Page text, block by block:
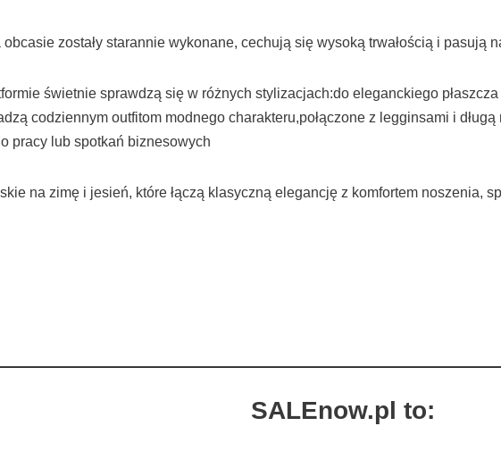
zostały starannie wykonane, cechują się wysoką trwałością i pasują
świetnie sprawdzą się w różnych stylizacjach:do eleganckiego
codziennym outfitom modnego charakteru,połączone z legginsami i
pracy lub spotkań biznesowych
na zimę i jesień, które łączą klasyczną elegancję z komfortem noszenia,
SALEnow.pl to: